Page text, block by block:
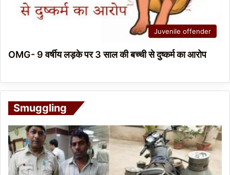
Juvenile offender
OMG- 9 वर्षीय लड़के पर 3 साल की बच्ची से दुष्कर्म का आरोप
Smuggling